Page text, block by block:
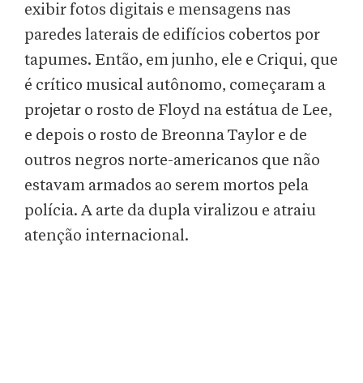
exibir fotos digitais e mensagens nas
paredes laterais de edifícios cobertos por
tapumes. Então, em junho, ele e Criqui, que
é crítico musical autônomo, começaram a
projetar o rosto de Floyd na estátua de Lee,
e depois o rosto de Breonna Taylor e de
outros negros norte-americanos que não
estavam armados ao serem mortos pela
polícia. A arte da dupla viralizou e atraiu
atenção internacional.